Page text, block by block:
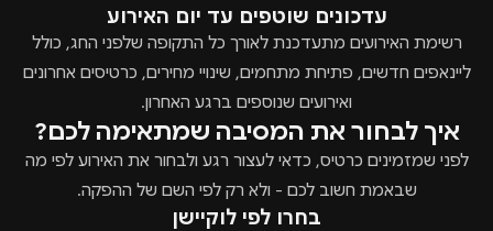
עדכונים שוטפים עד יום האירוע
רשימת האירועים מתעדכנת לאורך כל התקופה שלפני החג, כולל
ליינאפים חדשים, פתיחת מתחמים, שינויי מחירים, כרטיסים אחרונים
ואירועים שנוספים ברגע האחרון.
איך לבחור את המסיבה שמתאימה לכם?
לפני שמזמינים כרטיס, כדאי לעצור רגע ולבחור את האירוע לפי מה
שבאמת חשוב לכם - ולא רק לפי השם של ההפקה.
בחרו לפי לוקיישן